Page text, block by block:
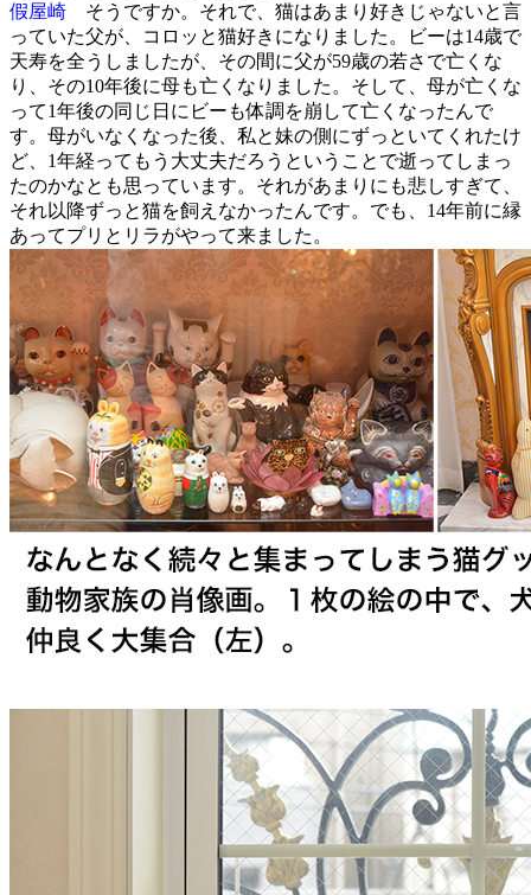
假屋崎 そうですか。それで、猫はあまり好きじゃないと言
っていた父が、コロッと猫好きになりました。ビーは14歳で
天寿を全うしましたが、その間に父が59歳の若さで亡くな
り、その10年後に母も亡くなりました。そして、母が亡くな
って1年後の同じ日にビーも体調を崩して亡くなったんで
す。母がいなくなった後、私と妹の側にずっといてくれたけ
ど、1年経ってもう大丈夫だろうということで逝ってしまっ
たのかなとも思っています。それがあまりにも悲しすぎて、
それ以降ずっと猫を飼えなかったんです。でも、14年前に縁
あってプリとリラがやって来ました。